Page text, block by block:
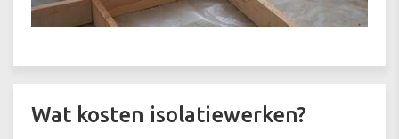
Wat kosten isolatiewerken?